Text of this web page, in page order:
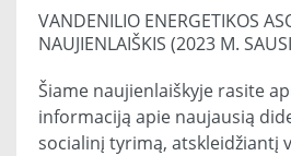
VANDENILIO ENERGETIKOS
NAUJIENLAIŠKIS (2023 M.
Šiame naujienlaiškyje rasite
informaciją apie naujausią
socialinį tyrimą, atskleidžiantį